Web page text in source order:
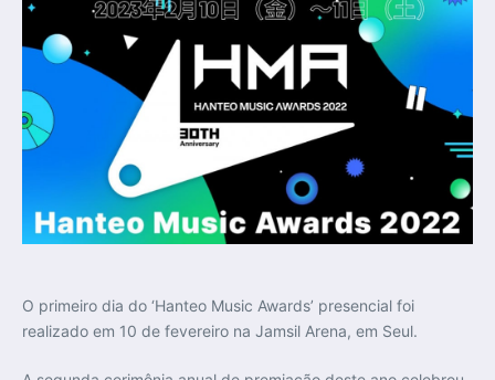
O primeiro dia do ‘Hanteo Music Awards’ presencial foi
realizado em 10 de fevereiro na Jamsil Arena, em Seul.